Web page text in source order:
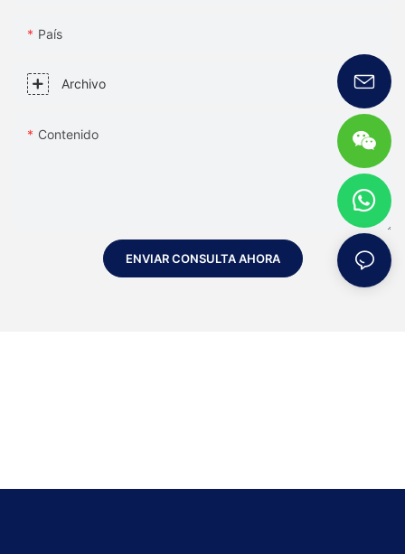
País
Archivo
Contenido
ENVIAR CONSULTA AHORA